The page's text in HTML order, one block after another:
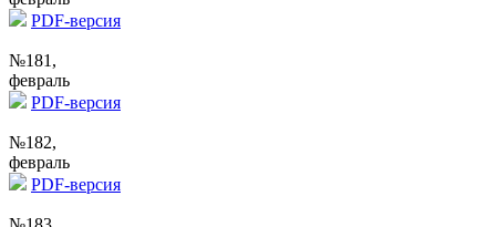
PDF-версия
№181,
февраль
PDF-версия
№182,
февраль
PDF-версия